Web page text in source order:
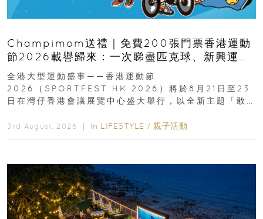
Champimom送禮｜免費200張門票香港運動
節2026載譽歸來：一次睇盡匹克球、新興運
動、街舞比賽＋逾百運動品牌展覽
全港大型運動盛事——香港運動節
2026（SPORTFEST HK 2026）將於8月21日至23
日在灣仔香港會議展覽中心盛大舉行，以全新主題「敢
3rd August, 2026 ｜ In LIFESTYLE / 親子活動